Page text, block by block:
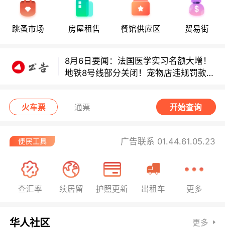
跳蚤市场 房屋租售 餐馆供应区 贸易街
炉！
巴黎地铁音乐家海选启动！
地铁8号线部分关闭！宠物店违规罚款出
炉！
火车票 通票 开始查询
广告联系 01.44.61.05.23
查汇率 续居留 护照更新 出租车 更多
华人社区 更多